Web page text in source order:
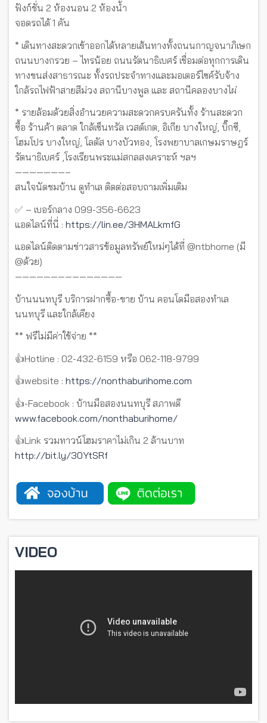
ฟังก์ชั่น 2 ห้องนอน 2 ห้องน้ำ
จอดรถได้ 1 คัน
* เดินทางสะดวกเข้าออกได้หลายเส้นทางทั้งถนนกาญจนาภิเษก
ถนนบางกรวย – ไทรน้อย ถนนรัตนาธิเบศร์ เชื่อมต่อทุกการเดิน
ทางขนส่งสาธารณะ ทั้งรถประจำทางและมอเตอร์ไซค์รับจ้าง
ใกล้รถไฟฟ้าสายสีม่วง สถานีบางพูล และ สถานีคลองบางไผ่
* รายล้อมด้วยสิ่งอำนวยความสะดวกครบครันทั้ง ร้านสะดวก
ซื้อ ร้านค้า ตลาด ใกล้เซ็นทรัล เวสต์เกต, อิเกีย บางใหญ่, บิ๊กซี,
โฮมโปร บางใหญ่, โลตัส บางบัวทอง, โรงพยาบาลเกษมราษฎร์
รัตนาธิเบศร์ ,โรงเรียนพระแม่สกลสงเคราะห์ ฯลฯ
———————–
สนใจนัดชมบ้าน ดูทำเล ติดต่อสอบถามเพิ่มเติม
✅ – เบอร์กลาง 099-356-6623
แอดไลน์ที่นี่ : https://lin.ee/3HMALkmfG
แอดไลน์ติดตามข่าวสารข้อมูลทรัพย์ใหม่ๆได้ที่ @ntbhome (มี
@ด้วย)
———————————————
บ้านนนทบุรี บริการฝากซื้อ-ขาย บ้าน คอนโดมือสองทำเล
นนทบุรี และใกล้เคียง
** ฟรีไม่มีค่าใช้จ่าย **
👍Hotline : 02-432-6159 หรือ 062-118-9799
👍website : https://nonthaburihome.com
👍-Facebook : บ้านมือสองนนทบุรี สภาพดี
www.facebook.com/nonthaburihome/
👍Link รวมทาวน์โฮมราคาไม่เกิน 2 ล้านบาท
http://bit.ly/30YtSRf
VIDEO